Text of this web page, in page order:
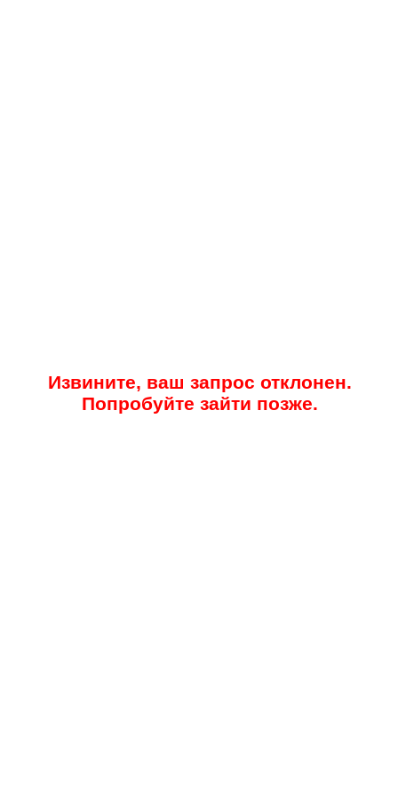
Извините, ваш запрос отклонен.
Попробуйте зайти позже.